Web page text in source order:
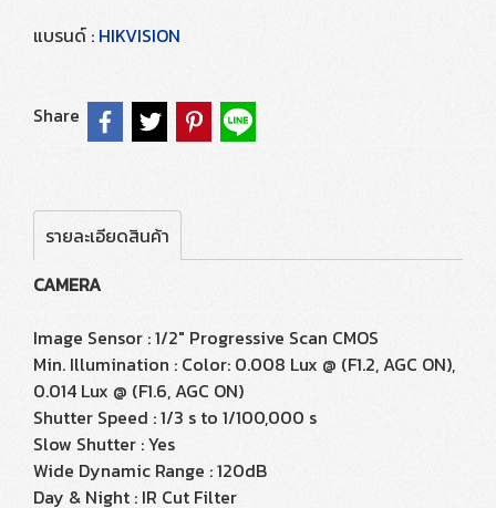
แบรนด์ : HIKVISION
Share
รายละเอียดสินค้า
CAMERA
Image Sensor : 1/2" Progressive Scan CMOS
Min. Illumination : Color: 0.008 Lux @ (F1.2, AGC ON),
0.014 Lux @ (F1.6, AGC ON)
Shutter Speed : 1/3 s to 1/100,000 s
Slow Shutter : Yes
Wide Dynamic Range : 120dB
Day & Night : IR Cut Filter